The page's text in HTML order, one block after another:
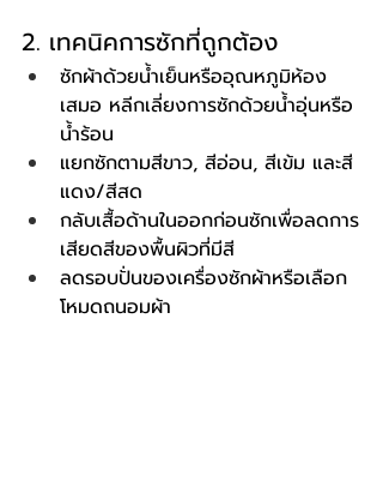
2. เทคนิคการซักที่ถูกต้อง
ซักผ้าด้วยน้ำเย็นหรืออุณหภูมิห้อง
เสมอ หลีกเลี่ยงการซักด้วยน้ำอุ่นหรือ
น้ำร้อน
แยกซักตามสีขาว, สีอ่อน, สีเข้ม และสี
แดง/สีสด
กลับเสื้อด้านในออกก่อนซักเพื่อลดการ
เสียดสีของพื้นผิวที่มีสี
ลดรอบปั่นของเครื่องซักผ้าหรือเลือก
โหมดถนอมผ้า